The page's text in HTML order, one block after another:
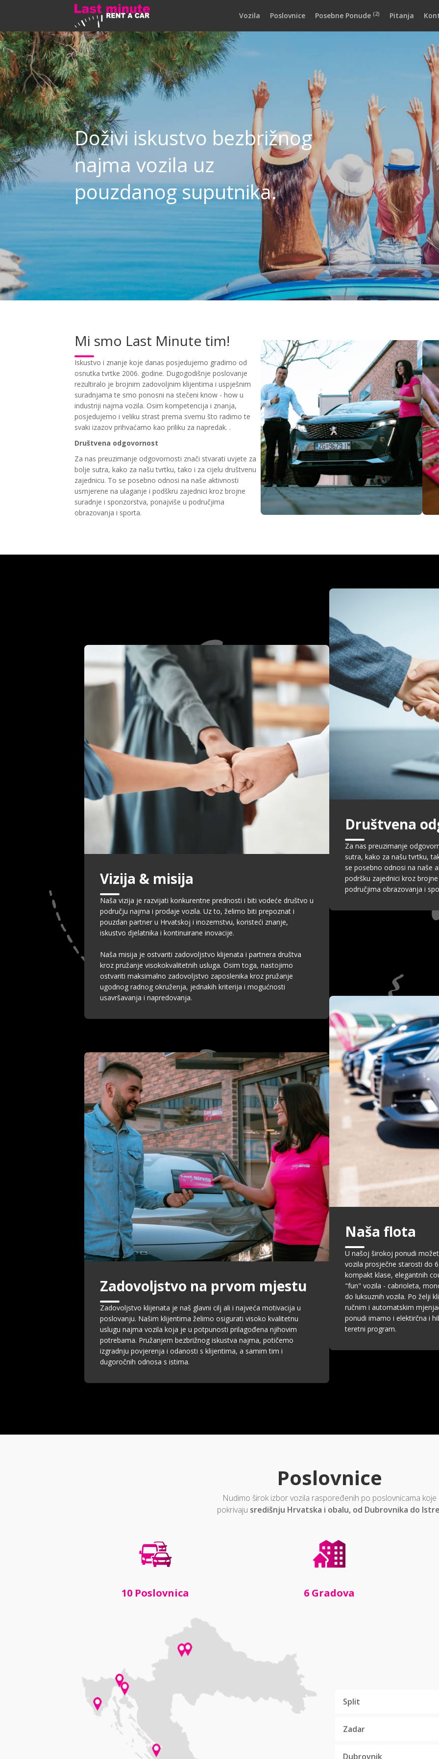
Vozila Poslovnice Posebne Ponude (2) Pitanja
Doživi iskustvo bezbrižnog
najma vozila uz
pouzdanog suputnika.
Mi smo Last Minute tim!
Iskustvo i znanje koje danas posjedujemo gradimo od
osnutka tvrtke 2006. godine. Dugogodišnje poslovanje
rezultiralo je brojnim zadovoljnim klijentima i uspješnim
suradnjama te smo ponosni na stečeni know - how u
industriji najma vozila. Osim kompetencija i znanja,
posjedujemo i veliku strast prema svemu što radimo te
svaki izazov prihvaćamo kao priliku za napredak. .
Društvena odgovornost
Za nas preuzimanje odgovornosti znači stvarati uvjete za
bolje sutra, kako za našu tvrtku, tako i za cijelu društvenu
zajednicu. To se posebno odnosi na naše aktivnosti
usmjerene na ulaganje i podškru zajednici kroz brojne
suradnje i sponzorstva, ponajviše u područjima
obrazovanja i sporta.
Vizija & misija
Naša vizija je razvijati konkurentne prednosti i biti vodeće društvo u
području najma i prodaje vozila. Uz to, želimo biti prepoznat i
pouzdan partner u Hrvatskoj i inozemstvu, koristeći znanje,
iskustvo djelatnika i kontinuirane inovacije.
Naša misija je ostvariti zadovoljstvo klijenata i partnera društva
kroz pružanje visokokvalitetnih usluga. Osim toga, nastojimo
ostvariti maksimalno zadovoljstvo zaposlenika kroz pružanje
ugodnog radnog okruženja, jednakih kriterija i mogućnosti
usavršavanja i napredovanja.
Društvena
Za nas preuzimanje
sutra, kako za našu tvrtku,
se posebno odnosi na naše
podršku zajednici kroz
područjima obrazovanja i
Zadovoljstvo na prvom mjestu
Zadovoljstvo klijenata je naš glavni cilj ali i najveća motivacija u
poslovanju. Našim klijentima želimo osigurati visoko kvalitetnu
uslugu najma vozila koja je u potpunosti prilagođena njihovim
potrebama. Pružanjem bezbrižnog iskustva najma, potičemo
izgradnju povjerenja i odanosti s klijentima, a samim tim i
dugoročnih odnosa s istima.
Naša flota
U našoj širokoj ponudi
vozila prosječne starosti do
kompakt klase, elegantnih
"fun" vozila - cabrioleta,
do luksuznih vozila. Po želji
ručnim i automatskim
ponudi imamo i elektirčna i
teretni program.
Poslovnice
Nudimo širok izbor vozila raspoređenih po poslovnicama koje
pokrivaju središnju Hrvatska i obalu, od Dubrovnika do
10 Poslovnica 6 Gradova
Split
Zadar
Dubrovnik